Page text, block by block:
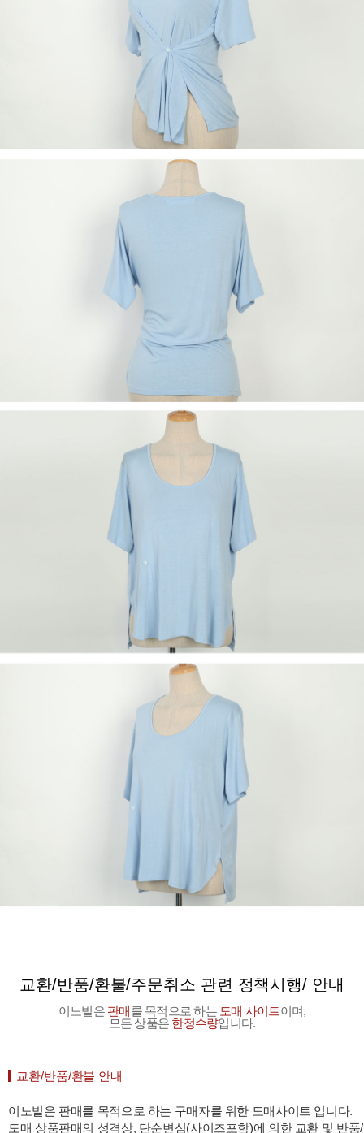
교환/반품/환불/주문취소 관련 정책시행/ 안내
이노빌은 판매를 목적으로 하는 도매 사이트이며,
모든 상품은 한정수량입니다.
교환/반품/환불 안내
이노빌은 판매를 목적으로 하는 구매자를 위한 도매사이트 입니다.
도매 상품판매의 성격상, 단순변심(사이즈포함)에 의한 교환 및 반품/